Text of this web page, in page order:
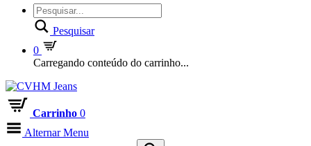
Pesquisar
0
Carregando conteúdo do carrinho...
Carrinho 0
Alternar Menu